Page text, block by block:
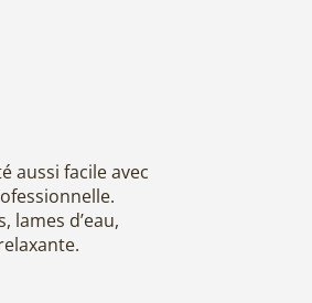
aussi facile avec
lames d’eau,